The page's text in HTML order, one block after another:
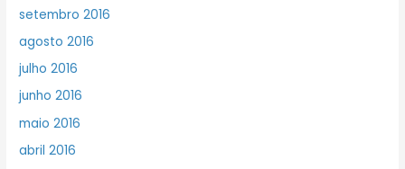
setembro 2016
agosto 2016
julho 2016
junho 2016
maio 2016
abril 2016